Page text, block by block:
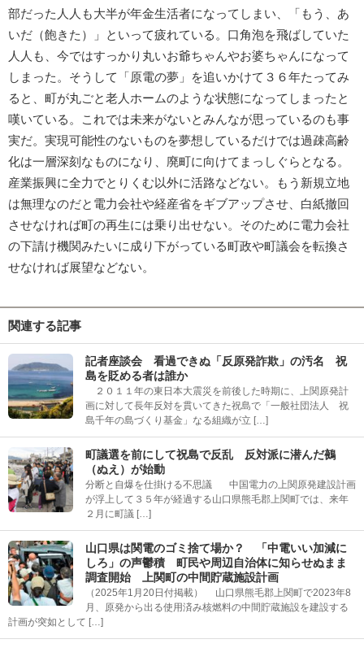
部だった人人も大半が年金生活者になってしまい、「もう、あ
いだ（飽きた）」といって疲れている。口角泡を飛ばしていた
人人も、今ではすっかり丸いお爺ちゃんやお婆ちゃんになって
しまった。そうして「原電の夢」を追いかけて３６年たってみ
ると、町が丸ごと老人ホームのような状態になってしまったと
嘆いている。これでは未来がないとみんなが思っているのも事
実だ。実現可能性のないものを夢想しているだけでは過疎高齢
化は一層深刻なものになり、廃町に向けてまっしぐらとなる。
産業振興に全力でとりくむ以外に活路などない。もう新規立地
は無理なのだと電力会社や経産省をギブアップさせ、白紙撤回
させなければ町の再生には乗り出せない。そのために電力会社
の下請け機関みたいに成り下がっている町政や町議会を転換さ
せなければ展望などない。
関連する記事
記者座談会 看過できぬ「反原発詐欺」の汚名 祝
島を貶める者は誰か
２０１１年の東日本大震災を前後した時期に、上関原発計
画に対して長年反対を貫いてきた祝島で「一般社団法人 祝
島千年の島づくり基金」なる組織が立 […]
町議選を前にして祝島で反乱 反対派に潜んだ鵺
（ぬえ）が始動
分断と自爆を仕掛ける不思議 中国電力の上関原発建設計画
が浮上して３５年が経過する山口県熊毛郡上関町では、来年
２月に町議 […]
山口県は関電のゴミ捨て場か？ 「中電いい加減に
しろ」の声鬱積 町民や周辺自治体に知らせぬまま
調査開始 上関町の中間貯蔵施設計画
（2025年1月20日付掲載） 山口県熊毛郡上関町で2023年8
月、原発から出る使用済み核燃料の中間貯蔵施設を建設する
計画が突如として […]